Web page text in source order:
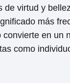
virtud y
más
en un
como